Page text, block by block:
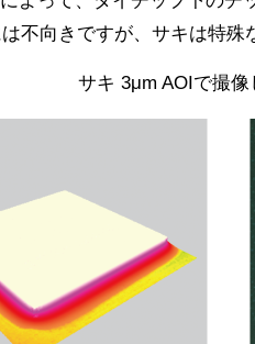
不向きですが、サキは特
サキ 3μm AOIで撮